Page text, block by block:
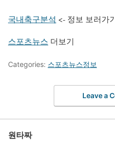
국내축구분석 <- 정보 보러가
스포츠뉴스 더보기
Categories: 스포츠뉴스정보
Leave a
원타짜